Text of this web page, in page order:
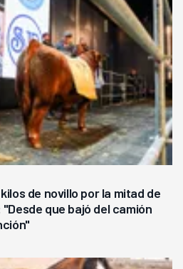
de novillo por la mitad de
que bajó del camión